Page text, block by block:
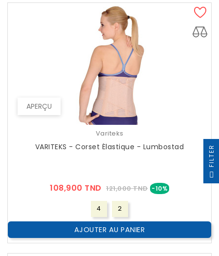
APERÇU
Variteks
VARITEKS - Corset Élastique - Lumbostad
108,900 TND Prix
Public
121,000 TND -10%Prix
4 2
AJOUTER AU PANIER
R